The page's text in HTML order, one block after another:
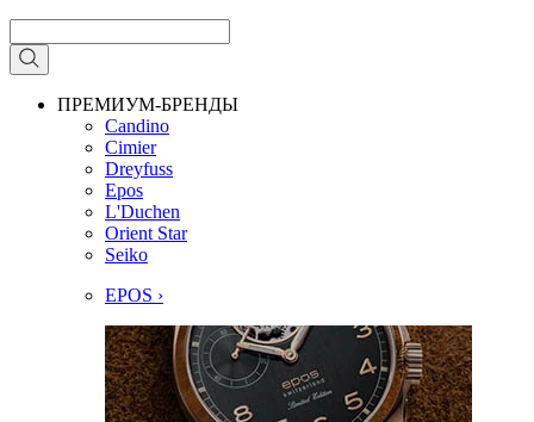
ПРЕМИУМ-БРЕНДЫ
Candino
Cimier
Dreyfuss
Epos
L'Duchen
Orient Star
Seiko
EPOS ›